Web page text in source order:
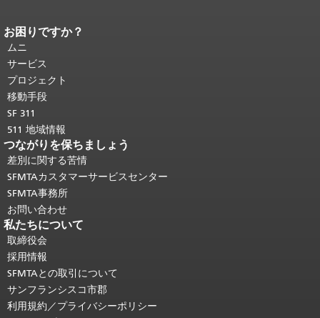
ページコンテンツの終わり。
ジの残りの部分はすべてのページで繰
り返されます。
頭に戻る。
お困りですか？
ムニ
サービス
プロジェクト
移動手段
SF 311
511 地域情報
つながりを保ちましょう
差別に関する苦情
SFMTAカスタマーサービスセンター
SFMTA事務所
お問い合わせ
私たちについて
取締役会
採用情報
SFMTAとの取引について
サンフランシスコ市郡
利用規約／プライバシーポリシー